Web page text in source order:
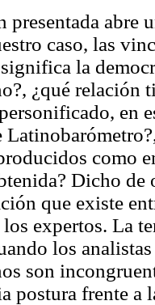
abre
caso, las
la
¿qué relación
en
como
Dicho de
que existe
expertos. La
los
son
postura frente